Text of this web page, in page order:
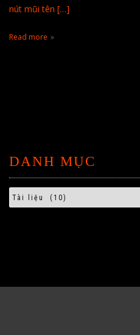
nút mũi tên […]
Read more
DANH MỤC